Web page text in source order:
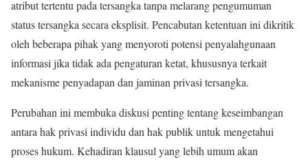
atribut tertentu pada tersangka tanpa melarang pengumuman
status tersangka secara eksplisit. Pencabutan ketentuan ini dikritik
oleh beberapa pihak yang menyoroti potensi penyalahgunaan
informasi jika tidak ada pengaturan ketat, khususnya terkait
mekanisme penyadapan dan jaminan privasi tersangka.
Perubahan ini membuka diskusi penting tentang keseimbangan
antara hak privasi individu dan hak publik untuk mengetahui
proses hukum. Kehadiran klausul yang lebih umum akan